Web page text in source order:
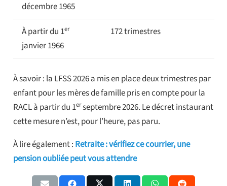
décembre 1965
À partir du 1er
janvier 1966
172 trimestres
À savoir : la LFSS 2026 a mis en place deux trimestres par
enfant pour les mères de famille pris en compte pour la
RACL à partir du 1erseptembre 2026. Le décret instaurant
cette mesure n’est, pour l’heure, pas paru.
À lire également : Retraite : vérifiez ce courrier, une
pension oubliée peut vous attendre